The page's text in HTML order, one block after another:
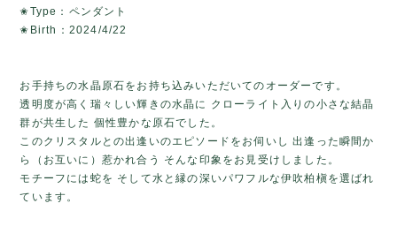
✬Type：ペンダント
✬Birth：2024/4/22
お手持ちの水晶原石をお持ち込みいただいてのオーダーです。
透明度が高く瑞々しい輝きの水晶に クローライト入りの小さな結晶
群が共生した 個性豊かな原石でした。
このクリスタルとの出逢いのエピソードをお伺いし 出逢った瞬間か
ら（お互いに）惹かれ合う そんな印象をお見受けしました。
モチーフには蛇を そして水と縁の深いパワフルな伊吹柏槇を選ばれ
ています。